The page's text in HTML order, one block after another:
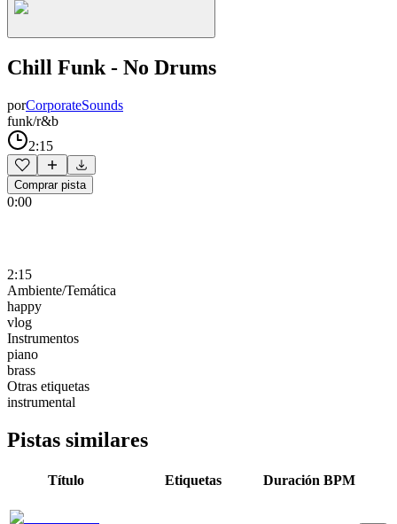
Chill Funk - No Drums
porCorporateSounds
funk/r&b
2:15
Comprar pista
0:00
2:15
Ambiente/Temática
happy
vlog
Instrumentos
piano
brass
Otras etiquetas
instrumental
Pistas similares
Título Etiquetas Duración BPM